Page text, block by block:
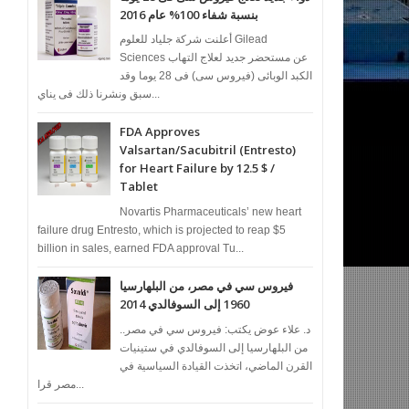
بنسبة شفاء 100% عام 2016
أعلنت شركة جلياد للعلوم Gilead
Sciences عن مستحضر جديد لعلاج التهاب
الكبد الوبائى (فيروس سى) فى 28 يوما وقد
سبق ونشرنا ذلك فى يناي...
FDA Approves
Valsartan/Sacubitril (Entresto)
for Heart Failure by 12.5 $ /
Tablet
Novartis Pharmaceuticals’ new heart
failure drug Entresto, which is projected to reap $5
billion in sales, earned FDA approval Tu...
فيروس سي في مصر، من البلهارسيا
1960 إلى السوفالدي 2014
د. علاء عوض يكتب: فيروس سي في مصر..
من البلهارسيا إلى السوفالدي في ستينيات
القرن الماضي، اتخذت القيادة السياسية في